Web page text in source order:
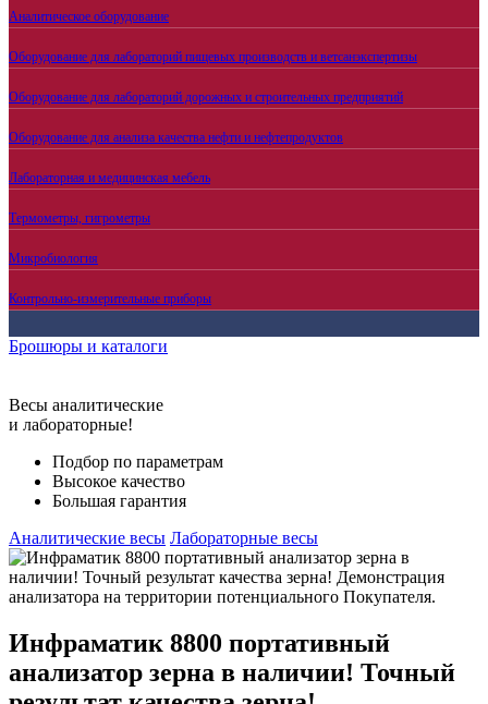
Аналитическое оборудование
Оборудование для лабораторий пищевых производств и ветсанэкспертизы
Оборудование для лабораторий дорожных и строительных предприятий
Оборудование для анализа качества нефти и нефтепродуктов
Лабораторная и медицинская мебель
Термометры, гигрометры
Микробиология
Контрольно-измерительные приборы
Брошюры и каталоги
Весы аналитические
и лабораторные!
Подбор по параметрам
Высокое качество
Большая гарантия
Аналитические весы Лабораторные весы
Инфраматик 8800 портативный
анализатор зерна в наличии! Точный